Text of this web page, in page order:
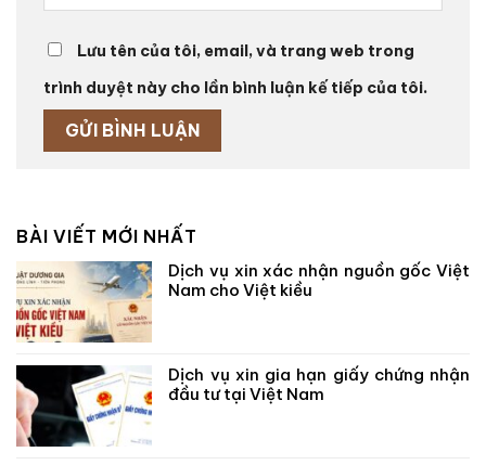
Lưu tên của tôi, email, và trang web trong
trình duyệt này cho lần bình luận kế tiếp của tôi.
BÀI VIẾT MỚI NHẤT
Dịch vụ xin xác nhận nguồn gốc Việt
Nam cho Việt kiều
Dịch vụ xin gia hạn giấy chứng nhận
đầu tư tại Việt Nam